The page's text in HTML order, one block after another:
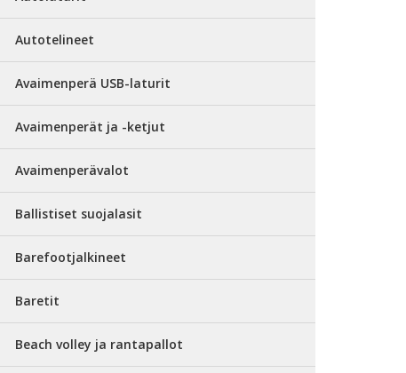
Autotelineet
Avaimenperä USB-laturit
Avaimenperät ja -ketjut
Avaimenperävalot
Ballistiset suojalasit
Barefootjalkineet
Baretit
Beach volley ja rantapallot